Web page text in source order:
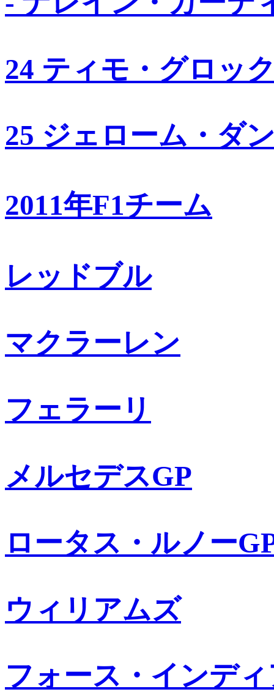
24 ティモ・グロッ
25 ジェローム・ダ
2011年F1チーム
レッドブル
マクラーレン
フェラーリ
メルセデスGP
ロータス・ルノー
ウィリアムズ
フォース・インデ